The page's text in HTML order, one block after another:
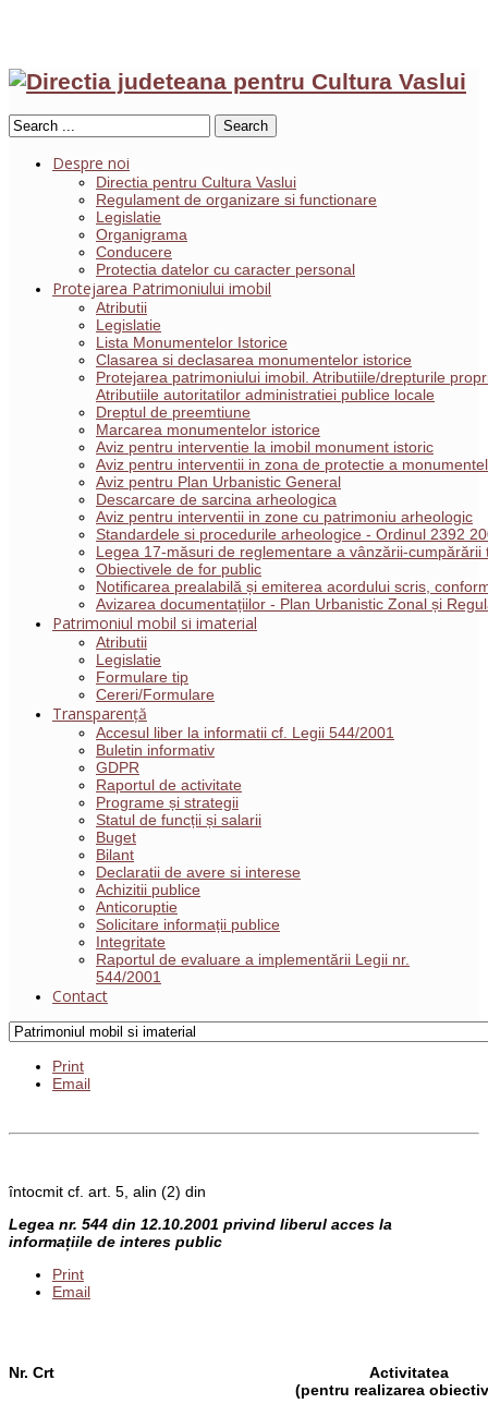
Search
Despre noi
Directia pentru Cultura Vaslui
Regulament de organizare si functionare
Legislatie
Organigrama
Conducere
Protectia datelor cu caracter personal
Protejarea Patrimoniului imobil
Atributii
Legislatie
Lista Monumentelor Istorice
Clasarea si declasarea monumentelor istorice
Protejarea patrimoniului imobil. Atributiile/drepturile
Atributiile autoritatilor administratiei publice locale
Dreptul de preemtiune
Marcarea monumentelor istorice
Aviz pentru interventie la imobil monument istoric
Aviz pentru interventii in zona de protectie a
Aviz pentru Plan Urbanistic General
Descarcare de sarcina arheologica
Aviz pentru interventii in zone cu patrimoniu arheologic
Standardele si procedurile arheologice - Ordinul 2392
Legea 17-măsuri de reglementare a vânzării-cumpărării
Obiectivele de for public
Notificarea prealabilă și emiterea acordului scris,
Avizarea documentațiilor - Plan Urbanistic Zonal și
Patrimoniul mobil si imaterial
Atributii
Legislatie
Formulare tip
Cereri/Formulare
Transparență
Accesul liber la informatii cf. Legii 544/2001
Buletin informativ
GDPR
Raportul de activitate
Programe și strategii
Statul de funcții și salarii
Buget
Bilant
Declaratii de avere si interese
Achizitii publice
Anticoruptie
Solicitare informații publice
Integritate
Raportul de evaluare a implementării Legii nr.
544/2001
Contact
Print
Email
întocmit cf. art. 5, alin (2) din
Legea nr. 544 din 12.10.2001 privind liberul acces la
informațiile de interes public
Print
Email
Nr. Crt Activitatea
(pentru realizarea